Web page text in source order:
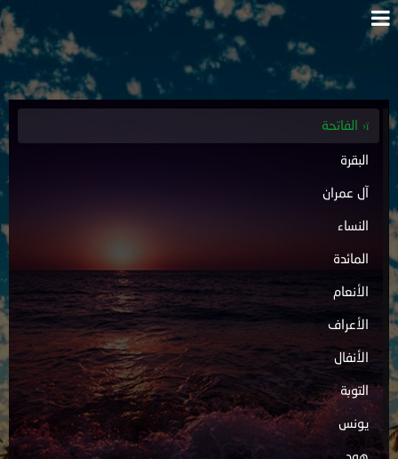
الفاتحة
البقرة
آل عمران
النساء
المائدة
الأنعام
الأعراف
الأنفال
التوبة
يونس
هود